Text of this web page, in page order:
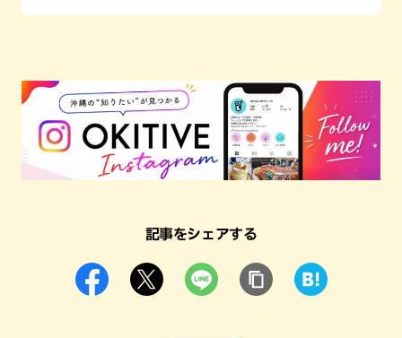
記事をシェアする